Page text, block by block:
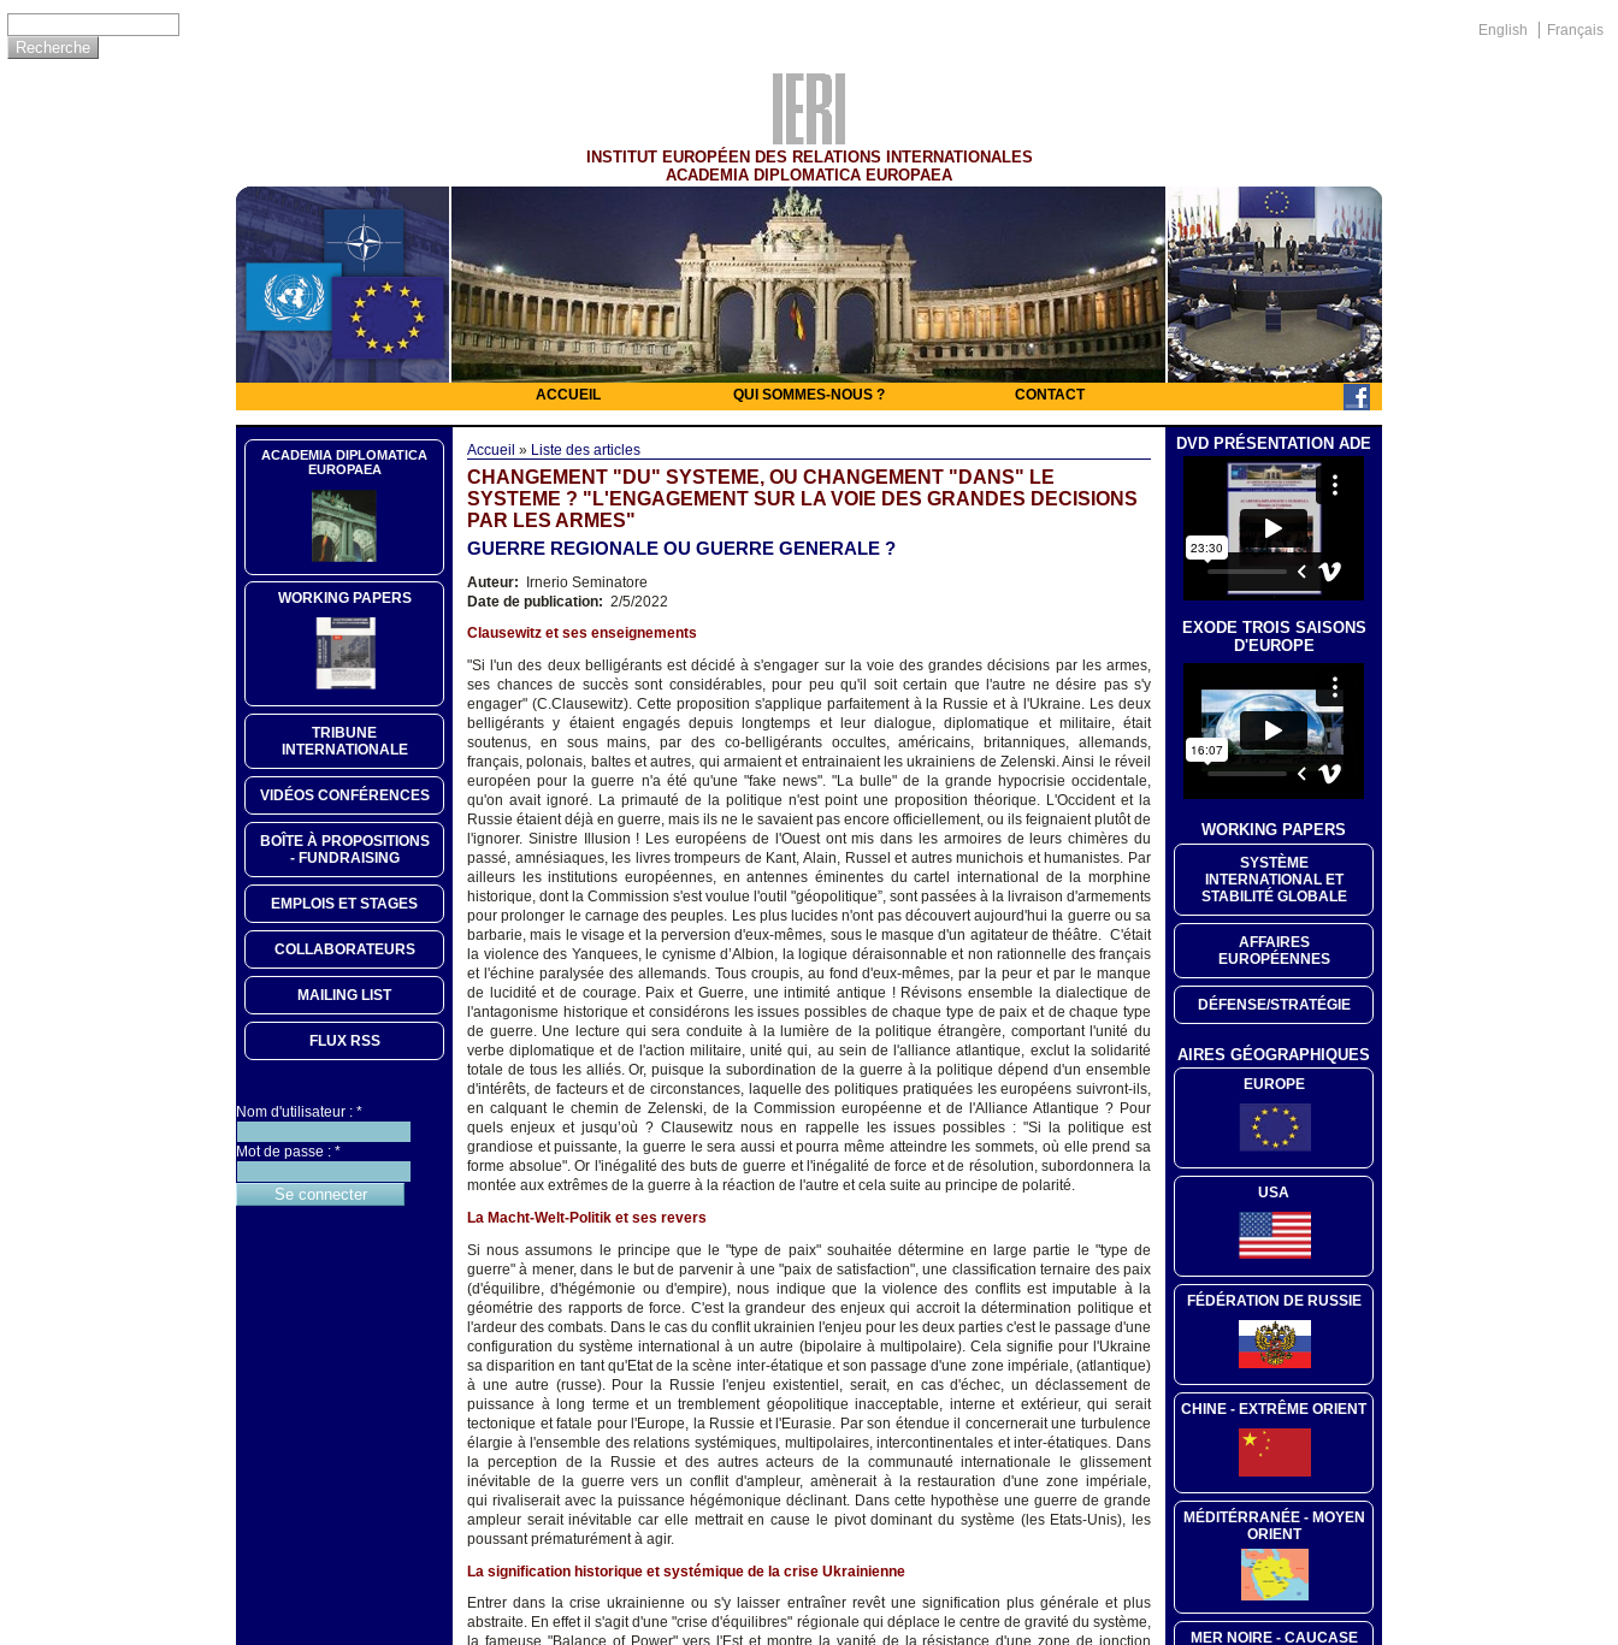
English Français
INSTITUT EUROPÉEN DES RELATIONS INTERNATIONALES
ACADEMIA DIPLOMATICA EUROPAEA
ACCUEIL QUI SOMMES-NOUS ? CONTACT
ACADEMIA DIPLOMATICA
EUROPAEA
WORKING PAPERS
TRIBUNE
INTERNATIONALE
VIDÉOS CONFÉRENCES
BOÎTE À PROPOSITIONS
- FUNDRAISING
EMPLOIS ET STAGES
COLLABORATEURS
MAILING LIST
FLUX RSS
Nom d'utilisateur : *
Mot de passe : *
Accueil » Liste des articles
CHANGEMENT "DU" SYSTEME, OU CHANGEMENT "DANS" LE
SYSTEME ? "L'ENGAGEMENT SUR LA VOIE DES GRANDES DECISIONS
PAR LES ARMES"
GUERRE REGIONALE OU GUERRE GENERALE ?
Auteur: Irnerio Seminatore
Date de publication: 2/5/2022
Clausewitz et ses enseignements
"Si l'un des deux belligérants est décidé à s'engager sur la voie des grandes décisions par les armes,
ses chances de succès sont considérables, pour peu qu'il soit certain que l'autre ne désire pas s'y
engager" (C.Clausewitz). Cette proposition s'applique parfaitement à la Russie et à l'Ukraine. Les deux
belligérants y étaient engagés depuis longtemps et leur dialogue, diplomatique et militaire, était
soutenus, en sous mains, par des co-belligérants occultes, américains, britanniques, allemands,
français, polonais, baltes et autres, qui armaient et entrainaient les ukrainiens de Zelenski. Ainsi le réveil
européen pour la guerre n'a été qu'une "fake news". "La bulle" de la grande hypocrisie occidentale,
qu'on avait ignoré. La primauté de la politique n'est point une proposition théorique. L'Occident et la
Russie étaient déjà en guerre, mais ils ne le savaient pas encore officiellement, ou ils feignaient plutôt de
l'ignorer. Sinistre Illusion ! Les européens de l'Ouest ont mis dans les armoires de leurs chimères du
passé, amnésiaques, les livres trompeurs de Kant, Alain, Russel et autres munichois et humanistes. Par
ailleurs les institutions européennes, en antennes éminentes du cartel international de la morphine
historique, dont la Commission s'est voulue l'outil "géopolitique”, sont passées à la livraison d'armements
pour prolonger le carnage des peuples. Les plus lucides n'ont pas découvert aujourd'hui la guerre ou sa
barbarie, mais le visage et la perversion d'eux-mêmes, sous le masque d'un agitateur de théâtre. C'était
la violence des Yanquees, le cynisme d’Albion, la logique déraisonnable et non rationnelle des français
et l'échine paralysée des allemands. Tous croupis, au fond d'eux-mêmes, par la peur et par le manque
de lucidité et de courage. Paix et Guerre, une intimité antique ! Révisons ensemble la dialectique de
l'antagonisme historique et considérons les issues possibles de chaque type de paix et de chaque type
de guerre. Une lecture qui sera conduite à la lumière de la politique étrangère, comportant l'unité du
verbe diplomatique et de l'action militaire, unité qui, au sein de l'alliance atlantique, exclut la solidarité
totale de tous les alliés. Or, puisque la subordination de la guerre à la politique dépend d'un ensemble
d'intérêts, de facteurs et de circonstances, laquelle des politiques pratiquées les européens suivront-ils,
en calquant le chemin de Zelenski, de la Commission européenne et de l'Alliance Atlantique ? Pour
quels enjeux et jusqu’où ? Clausewitz nous en rappelle les issues possibles : "Si la politique est
grandiose et puissante, la guerre le sera aussi et pourra même atteindre les sommets, où elle prend sa
forme absolue". Or l'inégalité des buts de guerre et l'inégalité de force et de résolution, subordonnera la
montée aux extrêmes de la guerre à la réaction de l'autre et cela suite au principe de polarité.
La Macht-Welt-Politik et ses revers
Si nous assumons le principe que le "type de paix" souhaitée détermine en large partie le "type de
guerre" à mener, dans le but de parvenir à une "paix de satisfaction", une classification ternaire des paix
(d'équilibre, d'hégémonie ou d'empire), nous indique que la violence des conflits est imputable à la
géométrie des rapports de force. C'est la grandeur des enjeux qui accroit la détermination politique et
l'ardeur des combats. Dans le cas du conflit ukrainien l'enjeu pour les deux parties c'est le passage d'une
configuration du système international à un autre (bipolaire à multipolaire). Cela signifie pour l'Ukraine
sa disparition en tant qu'Etat de la scène inter-étatique et son passage d'une zone impériale, (atlantique)
à une autre (russe). Pour la Russie l'enjeu existentiel, serait, en cas d'échec, un déclassement de
puissance à long terme et un tremblement géopolitique inacceptable, interne et extérieur, qui serait
tectonique et fatale pour l'Europe, la Russie et l'Eurasie. Par son étendue il concernerait une turbulence
élargie à l'ensemble des relations systémiques, multipolaires, intercontinentales et inter-étatiques. Dans
la perception de la Russie et des autres acteurs de la communauté internationale le glissement
inévitable de la guerre vers un conflit d'ampleur, amènerait à la restauration d'une zone impériale,
qui rivaliserait avec la puissance hégémonique déclinant. Dans cette hypothèse une guerre de grande
ampleur serait inévitable car elle mettrait en cause le pivot dominant du système (les Etats-Unis), les
poussant prématurément à agir.
La signification historique et systémique de la crise Ukrainienne
Entrer dans la crise ukrainienne ou s'y laisser entraîner revêt une signification plus générale et plus
abstraite. En effet il s'agit d'une "crise d'équilibres" régionale qui déplace le centre de gravité du système,
DVD PRÉSENTATION ADE
EXODE TROIS SAISONS
D'EUROPE
WORKING PAPERS
SYSTÈME
INTERNATIONAL ET
STABILITÉ GLOBALE
AFFAIRES
EUROPÉENNES
DÉFENSE/STRATÉGIE
AIRES GÉOGRAPHIQUES
EUROPE
USA
FÉDÉRATION DE RUSSIE
CHINE - EXTRÊME ORIENT
MÉDITÉRRANÉE - MOYEN
ORIENT
MER NOIRE - CAUCASE